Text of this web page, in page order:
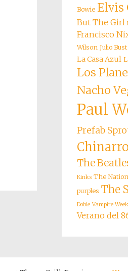
Bowie Elvis
But The Girl
Francisco
Wilson Julio
La Casa Azul
Los
Nacho
Paul
Prefab
Chinarro
The
Kinks The
purples The
Doble Vampire
Verano del